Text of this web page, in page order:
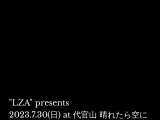
"LZA" presents
2023.7.30(日) at 代官山 晴れたら空に